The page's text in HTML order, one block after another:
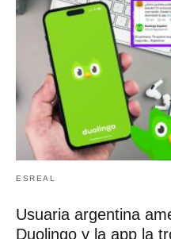
ESREAL
Usuaria argentina
Duolingo y la app la